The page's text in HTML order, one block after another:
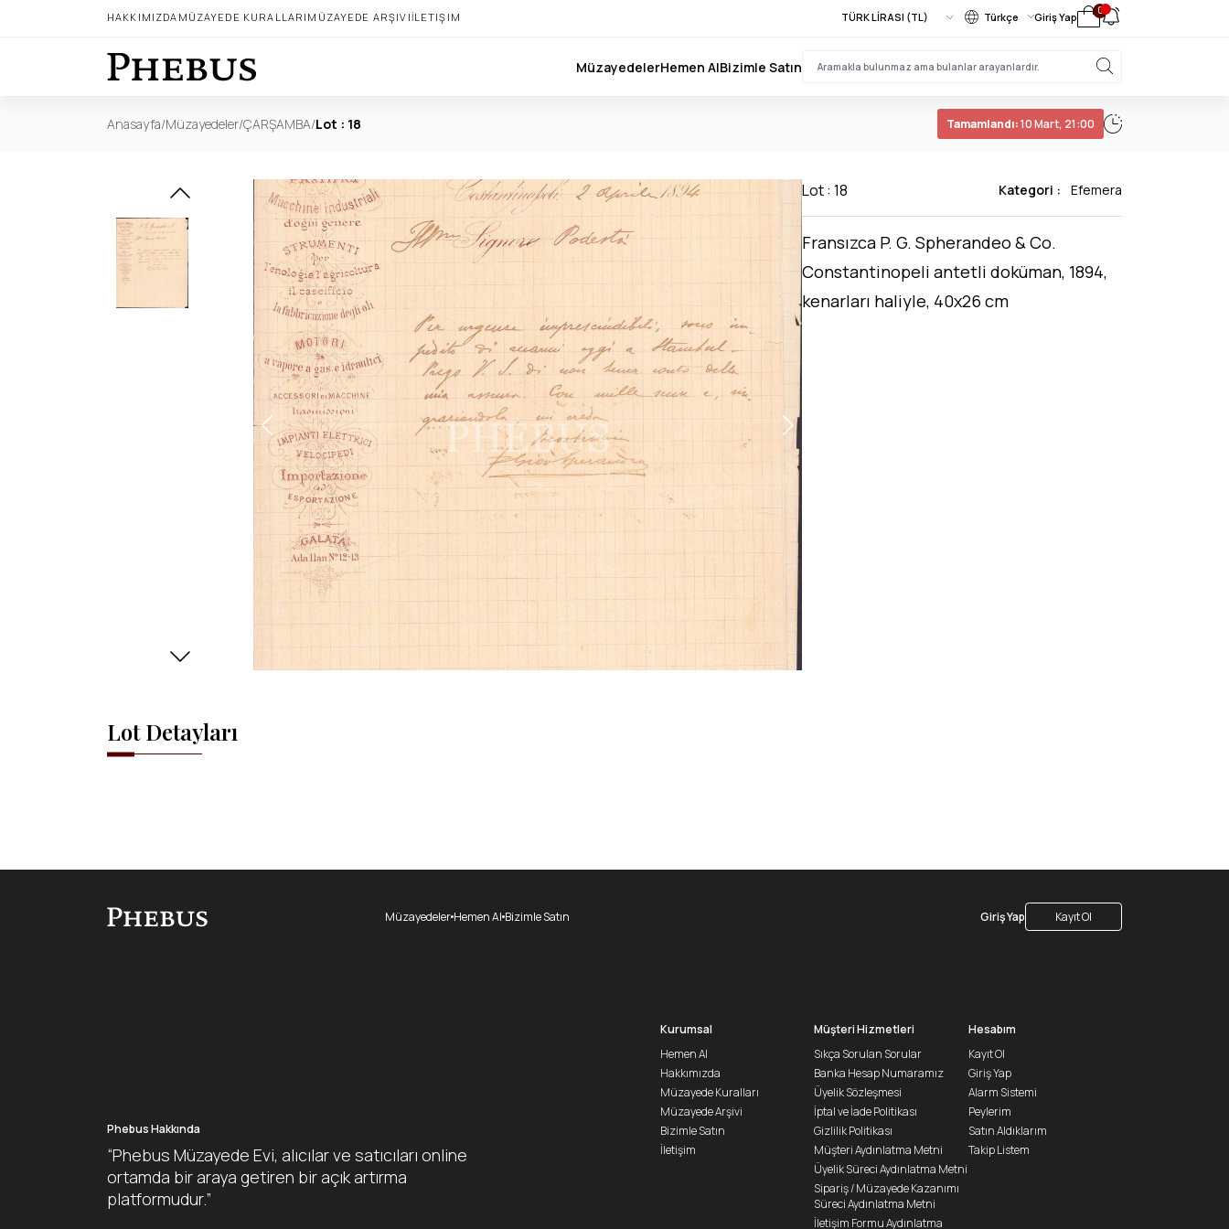
HAKKIMIZDA MÜZAYEDE KURALLARI MÜZAYEDE ARŞIVIİLETIŞIM Türkçe Giriş Yap 0
MüzayedelerHemen AlBizimle Satın
Anasayfa/Müzayedeler/ÇARŞAMBA/Lot : 18 Tamamlandı:10 Mart, 21:00
Lot Detayları
Lot : 18 Kategori : Efemera
Fransızca P. G. Spherandeo & Co.
Constantinopeli antetli doküman, 1894,
kenarları haliyle, 40x26 cm
MüzayedelerHemen Al Bizimle Satın Giriş Yap Kayıt Ol
Phebus Hakkında
“Phebus Müzayede Evi, alıcılar ve satıcıları online
ortamda bir araya getiren bir açık artırma
platformudur.”
Kurumsal
Hemen Al
Hakkımızda
Müzayede Kuralları
Müzayede Arşivi
Bizimle Satın
İletişim
Müşteri Hizmetleri
Sıkça Sorulan Sorular
Banka Hesap Numaramız
Üyelik Sözleşmesi
İptal ve İade Politikası
Gizlilik Politikası
Müşteri Aydınlatma Metni
Üyelik Süreci Aydınlatma Metni
Sipariş / Müzayede Kazanımı
Süreci Aydınlatma Metni
İletişim Formu Aydınlatma
Hesabım
Kayıt Ol
Giriş Yap
Alarm Sistemi
Peylerim
Satın Aldıklarım
Takip Listem